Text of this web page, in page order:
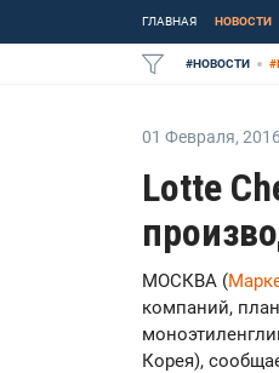
ГЛАВНАЯ НОВОСТИ
#НОВОСТИ #
01 Февраля, 2016
Lotte
МОСКВА (
компаний,
Корея),